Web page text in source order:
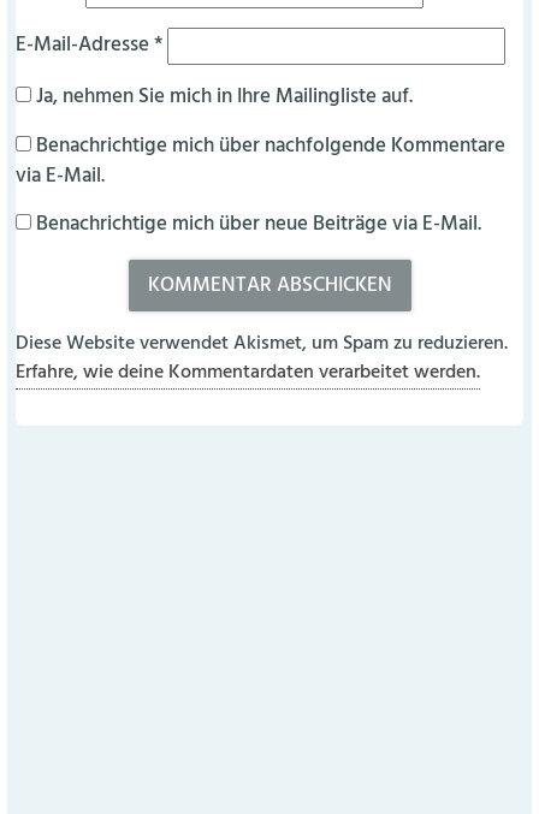
E-Mail-Adresse*
Ja, nehmen Sie mich in Ihre Mailingliste auf.
Benachrichtige mich über nachfolgende Kommentare
via E-Mail.
Benachrichtige mich über neue Beiträge via E-Mail.
Diese Website verwendet Akismet, um Spam zu reduzieren.
Erfahre, wie deine Kommentardaten verarbeitet werden.